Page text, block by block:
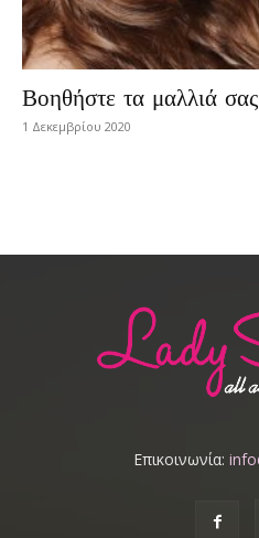
Βοηθήστε τα μαλλιά
1 Δεκεμβρίου 2020
Επικοινωνία: